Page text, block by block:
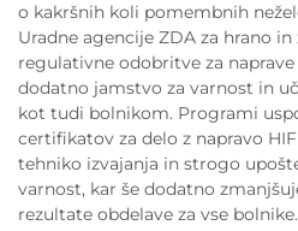
o kakršnih koli pomembnih
Uradne agencije ZDA za hrano
regulativne odobritve za
dodatno jamstvo za varnost in
kot tudi bolnikom. Programi
certifikatov za delo z napravo
tehniko izvajanja in strogo
varnost, kar še dodatno
rezultate obdelave za vse bolnike.